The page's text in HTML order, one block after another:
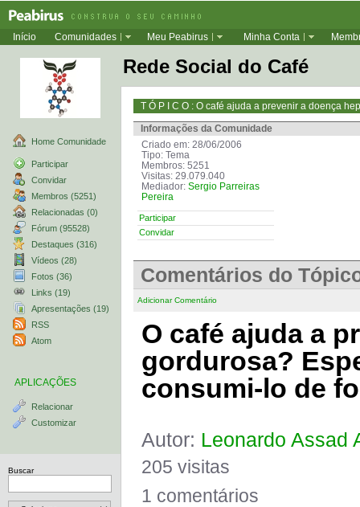
Início Comunidades Meu Peabirus Minha Conta
Home Comunidade
Participar
Convidar
Membros (5251)
Relacionadas (0)
Fórum (95528)
Destaques (316)
Vídeos (28)
Fotos (36)
Links (19)
Apresentações (19)
RSS
Atom
APLICAÇÕES
Relacionar
Customizar
Buscar
Rede Social do Café
T Ó P I C O : O café ajuda a prevenir a doença
Informações da Comunidade
Criado em: 28/06/2006
Tipo: Tema
Membros: 5251
Visitas: 29.079.040
Mediador: Sergio Parreiras
Pereira
Participar
Convidar
Comentários do
Adicionar Comentário
O café ajuda a
gordurosa?
consumi-lo de
Autor: Leonardo Assad
205 visitas
1 comentários